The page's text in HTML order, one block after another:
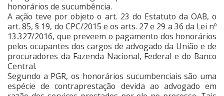
honorários de sucumbência.
A ação teve por objeto o art. 23 do Estatuto da OAB, o
art. 85, § 19, do CPC/2015 e os arts. 27 e 29 a 36 da Lei nº
13.327/2016, que preveem o pagamento dos honorários
pelos ocupantes dos cargos de advogado da União e de
procuradores da Fazenda Nacional, Federal e do Banco
Central.
Segundo a PGR, os honorários sucumbenciais são uma
espécie de contraprestação devida ao advogado em